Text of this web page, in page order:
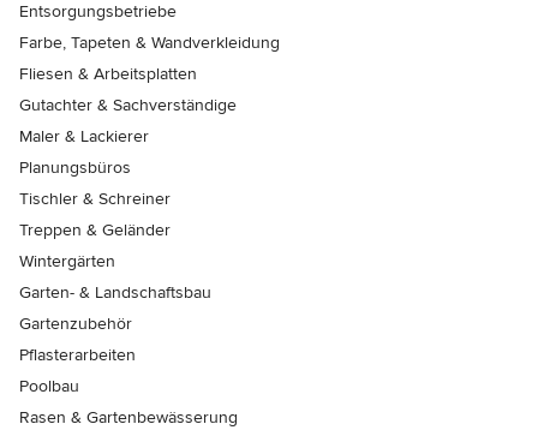
Entsorgungsbetriebe
Farbe, Tapeten & Wandverkleidung
Fliesen & Arbeitsplatten
Gutachter & Sachverständige
Maler & Lackierer
Planungsbüros
Tischler & Schreiner
Treppen & Geländer
Wintergärten
Garten- & Landschaftsbau
Gartenzubehör
Pflasterarbeiten
Poolbau
Rasen & Gartenbewässerung